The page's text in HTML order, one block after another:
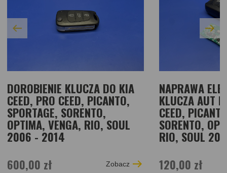
DOROBIENIE KLUCZA DO KIA
CEED, PRO CEED, PICANTO,
SPORTAGE, SORENTO,
OPTIMA, VENGA, RIO, SOUL
2006 - 2014
600,00 zł
Zobacz
NAPRAWA
KLUCZA AUT
CEED,
SORENTO,
RIO, SOUL
120,00 zł